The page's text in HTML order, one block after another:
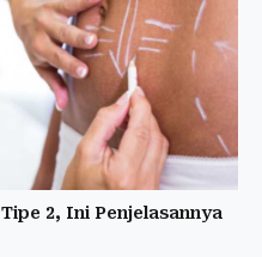
2, Ini Penjelasannya